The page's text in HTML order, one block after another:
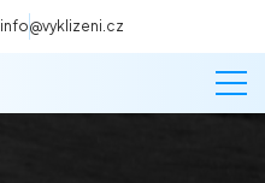
info@vyklizeni.cz